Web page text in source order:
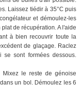
Laissez tiédir à 35°C puis
et démoulez-les
de récupération. A l'aide
à bien recouvrir toute la
de glaçage. Raclez
sont formées dessous.
Mixez le reste de génoise
un bol. Démoulez les 6